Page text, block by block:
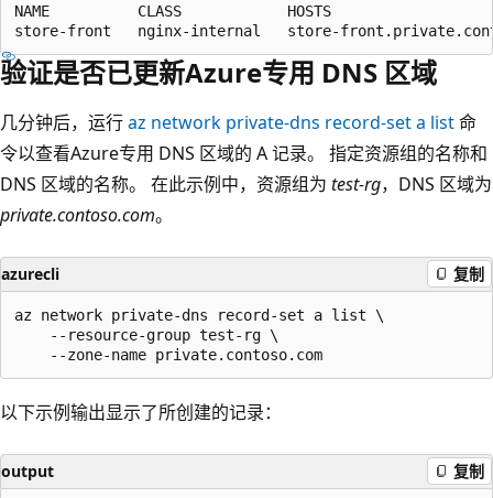
NAME          CLASS            HOSTS
验证是否已更新Azure专用 DNS 区域
几分钟后，运行az network private-dns record-set a list命
令以查看Azure专用 DNS 区域的 A 记录。 指定资源组的名称和
DNS 区域的名称。 在此示例中，资源组为 test-rg，DNS 区域为
private.contoso.com。
azurecli 复制
az network private-dns record-set a list \
    --resource-group test-rg \
以下示例输出显示了所创建的记录：
output 复制